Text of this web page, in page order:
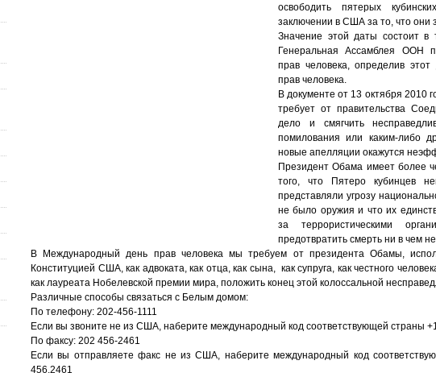
освободить пятерых
заключении в США за то, что
Значение этой даты состоит
Генеральная Ассамблея ООН
прав человека, определив
прав человека.
В документе от 13 октября 2010
требует от правительства
дело и смягчить
помилования или каким-либо
новые апелляции окажутся
Президент Обама имеет более
того, что Пятеро кубинцев
представляли угрозу
не было оружия и что их
за террористическими
предотвратить смерть ни в чем
В Международный день прав человека мы требуем от президента Обамы,
Конституцией США, как адвоката, как отца, как сына, как супруга, как честного
как лауреата Нобелевской премии мира, положить конец этой колоссальной
Различные способы связаться с Белым домом:
По телефону: 202-456-1111
Если вы звоните не из США, наберите международный код соответствующей страны
По факсу: 202 456-2461
Если вы отправляете факс не из США, наберите международный код
456.2461